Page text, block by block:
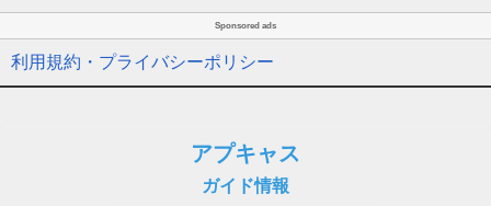
Sponsored ads
利用規約・プライバシーポリシー
アプキャス
ガイド情報